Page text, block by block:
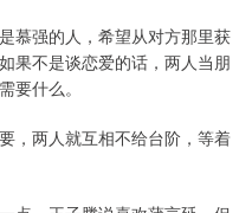
慕强的人，希望从对方那里获
果不是谈恋爱的话，两人当朋
要什么。
，两人就互相不给台阶，等着